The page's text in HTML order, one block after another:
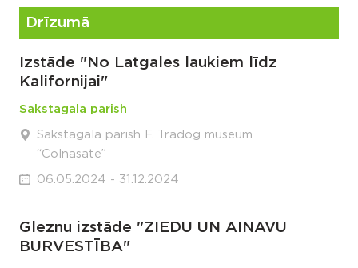
Drīzumā
Izstāde "No Latgales laukiem līdz
Kalifornijai"
Sakstagala parish
Sakstagala parish F. Tradog museum
“Colnasate”
06.05.2024 - 31.12.2024
Gleznu izstāde "ZIEDU UN AINAVU
BURVESTĪBA"